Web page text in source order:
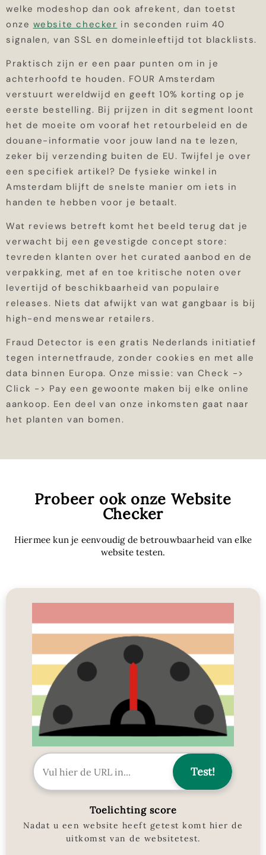
welke modeshop dan ook afrekent, dan toetst
onze website checker in seconden ruim 40
signalen, van SSL en domeinleeftijd tot blacklists.
Praktisch zijn er een paar punten om in je
achterhoofd te houden. FOUR Amsterdam
verstuurt wereldwijd en geeft 10% korting op je
eerste bestelling. Bij prijzen in dit segment loont
het de moeite om vooraf het retourbeleid en de
douane-informatie voor jouw land na te lezen,
zeker bij verzending buiten de EU. Twijfel je over
een specifiek artikel? De fysieke winkel in
Amsterdam blijft de snelste manier om iets in
handen te hebben voor je betaalt.
Wat reviews betreft komt het beeld terug dat je
verwacht bij een gevestigde concept store:
tevreden klanten over het curated aanbod en de
verpakking, met af en toe kritische noten over
levertijd of beschikbaarheid van populaire
releases. Niets dat afwijkt van wat gangbaar is bij
high-end menswear retailers.
Fraud Detector is een gratis Nederlands initiatief
tegen internetfraude, zonder cookies en met alle
data binnen Europa. Onze missie: van Check ->
Click -> Pay een gewoonte maken bij elke online
aankoop. Een deel van onze inkomsten gaat naar
het planten van bomen.
Probeer ook onze Website
Checker
Hiermee kun je eenvoudig de betrouwbaarheid van elke
website testen.
Toelichting score
Nadat u een website heeft getest komt hier de
uitkomst van de websitetest.